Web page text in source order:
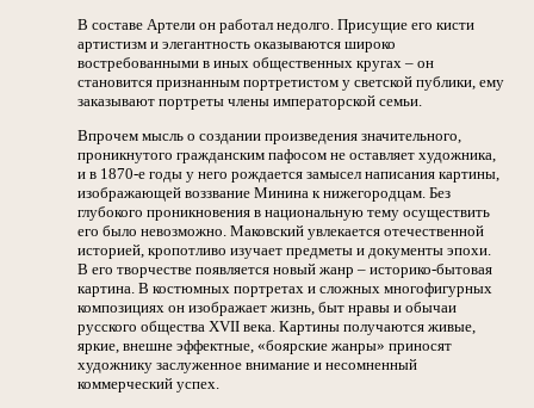
В составе Артели он работал недолго. Присущие его кисти
артистизм и элегантность оказываются широко
востребованными в иных общественных кругах – он
становится признанным портретистом у светской публики, ему
заказывают портреты члены императорской семьи.
Впрочем мысль о создании произведения значительного,
проникнутого гражданским пафосом не оставляет художника,
и в 1870-е годы у него рождается замысел написания картины,
изображающей воззвание Минина к нижегородцам. Без
глубокого проникновения в национальную тему осуществить
его было невозможно. Маковский увлекается отечественной
историей, кропотливо изучает предметы и документы эпохи.
В его творчестве появляется новый жанр – историко-бытовая
картина. В костюмных портретах и сложных многофигурных
композициях он изображает жизнь, быт нравы и обычаи
русского общества XVII века. Картины получаются живые,
яркие, внешне эффектные, «боярские жанры» приносят
художнику заслуженное внимание и несомненный
коммерческий успех.